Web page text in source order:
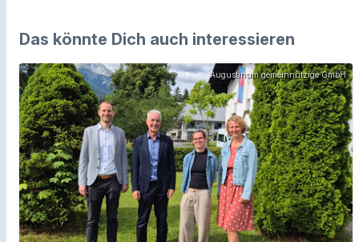
Das könnte Dich auch interessieren
Augustinum gemeinnützige GmbH